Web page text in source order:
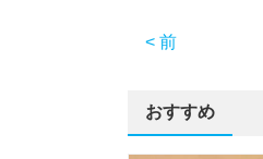
< 前
おすすめ